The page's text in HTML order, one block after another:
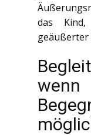
das
geäußerter